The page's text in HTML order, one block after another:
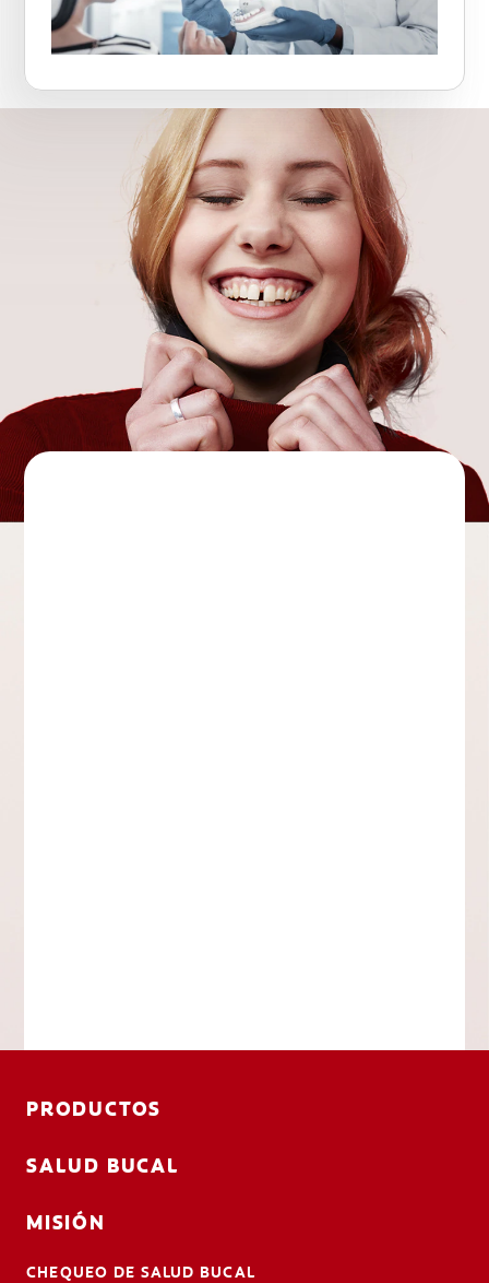
PRODUCTOS
SALUD BUCAL
MISIÓN
CHEQUEO DE SALUD BUCAL